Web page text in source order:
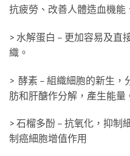
抗疲勞、改善人體造血機能
> 水解蛋白 – 更加容易及直
織。
> 酵素 – 組織細胞的新生
肪和肝醣作分解，產生能量
> 石榴多酚 – 抗氧化，抑制
制癌細胞增值作用